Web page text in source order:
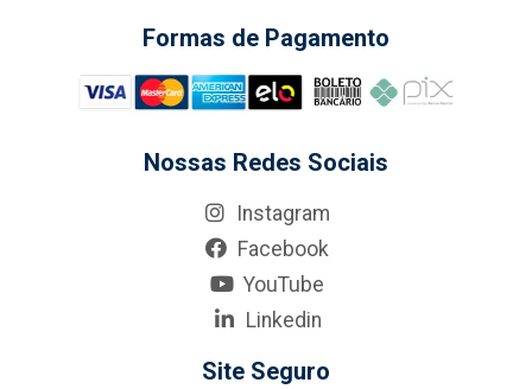
Formas de Pagamento
Nossas Redes Sociais
Instagram
Facebook
YouTube
Linkedin
Site Seguro